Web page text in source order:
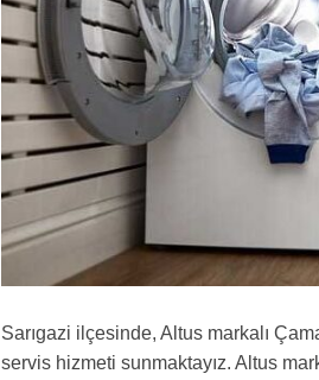
Sarıgazi ilçesinde, Altus markalı
servis hizmeti sunmaktayız. Altus